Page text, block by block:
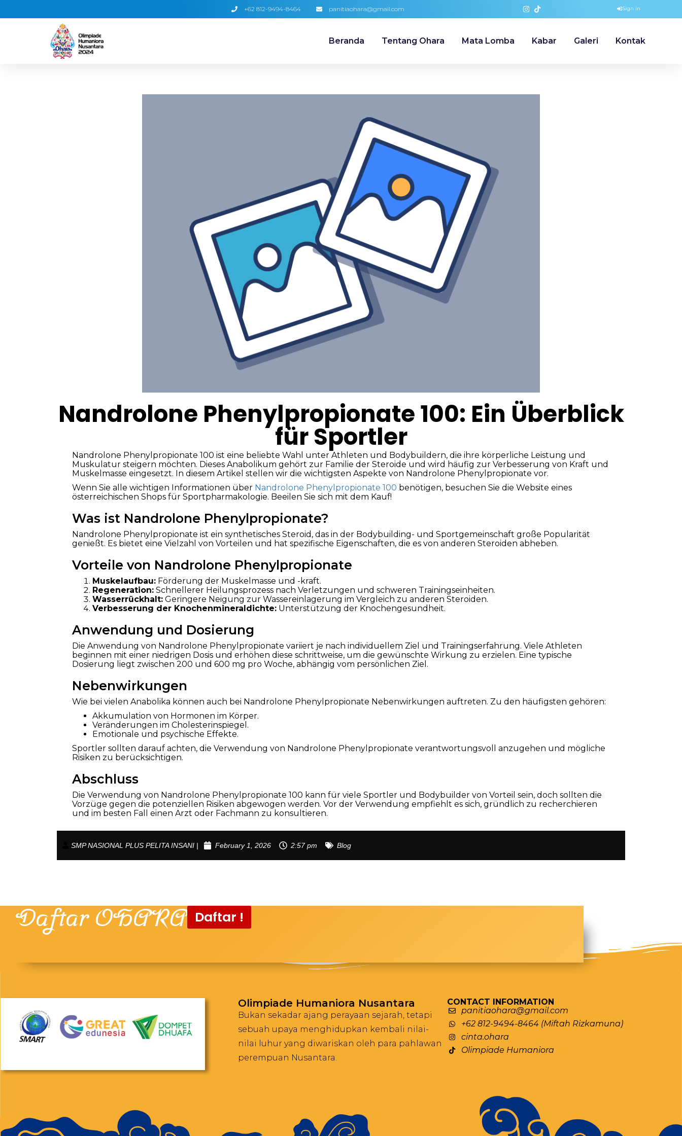
+62 812-9494-8464 panitiaohara@gmail.com Sign in
Beranda Tentang Ohara Mata Lomba Kabar Galeri Kontak
Nandrolone Phenylpropionate 100: Ein Überblick
für Sportler
Nandrolone Phenylpropionate 100 ist eine beliebte Wahl unter Athleten und Bodybuildern, die ihre körperliche Leistung und
Muskulatur steigern möchten. Dieses Anabolikum gehört zur Familie der Steroide und wird häufig zur Verbesserung von Kraft und
Muskelmasse eingesetzt. In diesem Artikel stellen wir die wichtigsten Aspekte von Nandrolone Phenylpropionate vor.
Wenn Sie alle wichtigen Informationen über Nandrolone Phenylpropionate 100 benötigen, besuchen Sie die Website eines
österreichischen Shops für Sportpharmakologie. Beeilen Sie sich mit dem Kauf!
Was ist Nandrolone Phenylpropionate?
Nandrolone Phenylpropionate ist ein synthetisches Steroid, das in der Bodybuilding- und Sportgemeinschaft große Popularität
genießt. Es bietet eine Vielzahl von Vorteilen und hat spezifische Eigenschaften, die es von anderen Steroiden abheben.
Vorteile von Nandrolone Phenylpropionate
Muskelaufbau: Förderung der Muskelmasse und -kraft.
Regeneration: Schnellerer Heilungsprozess nach Verletzungen und schweren Trainingseinheiten.
Wasserrückhalt: Geringere Neigung zur Wassereinlagerung im Vergleich zu anderen Steroiden.
Verbesserung der Knochenmineraldichte: Unterstützung der Knochengesundheit.
Anwendung und Dosierung
Die Anwendung von Nandrolone Phenylpropionate variiert je nach individuellem Ziel und Trainingserfahrung. Viele Athleten
beginnen mit einer niedrigen Dosis und erhöhen diese schrittweise, um die gewünschte Wirkung zu erzielen. Eine typische
Dosierung liegt zwischen 200 und 600 mg pro Woche, abhängig vom persönlichen Ziel.
Nebenwirkungen
Wie bei vielen Anabolika können auch bei Nandrolone Phenylpropionate Nebenwirkungen auftreten. Zu den häufigsten gehören:
Akkumulation von Hormonen im Körper.
Veränderungen im Cholesterinspiegel.
Emotionale und psychische Effekte.
Sportler sollten darauf achten, die Verwendung von Nandrolone Phenylpropionate verantwortungsvoll anzugehen und mögliche
Risiken zu berücksichtigen.
Abschluss
Die Verwendung von Nandrolone Phenylpropionate 100 kann für viele Sportler und Bodybuilder von Vorteil sein, doch sollten die
Vorzüge gegen die potenziellen Risiken abgewogen werden. Vor der Verwendung empfiehlt es sich, gründlich zu recherchieren
und im besten Fall einen Arzt oder Fachmann zu konsultieren.
SMP NASIONAL PLUS PELITA INSANI | February 1, 2026 2:57 pm Blog
Daftar OHARA Daftar !
Olimpiade Humaniora Nusantara
Bukan sekadar ajang perayaan sejarah, tetapi
sebuah upaya menghidupkan kembali nilai-
nilai luhur yang diwariskan oleh para pahlawan
perempuan Nusantara.
CONTACT INFORMATION
panitiaohara@gmail.com
+62 812-9494-8464 (Miftah Rizkamuna)
cinta.ohara
Olimpiade Humaniora